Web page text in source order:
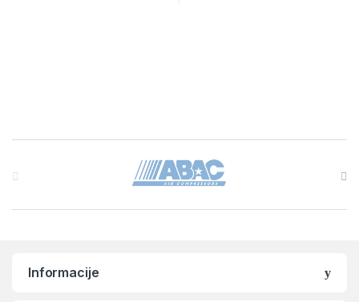
Brands Carousel
Informacije